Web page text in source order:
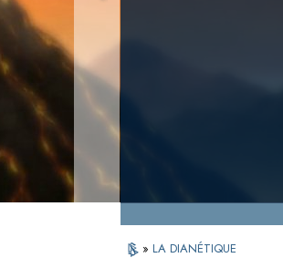
» LA DIANÉTIQUE